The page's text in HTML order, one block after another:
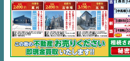
千葉エリ
内房エリ
デジタルサイ